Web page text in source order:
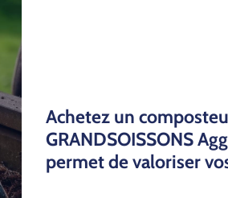
Achetez un
GRANDSOISSONS
permet de valoriser